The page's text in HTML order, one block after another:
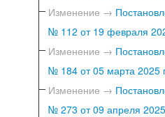
Изменение →
№ 112 от 19 февраля
Изменение →
№ 184 от 05 марта 2025
Изменение →
№ 273 от 09 апреля